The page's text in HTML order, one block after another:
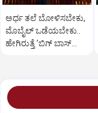
ಅರ್ಧ ತಲೆ ಬೋಳಿಸಬೇಕು,
ಮೊಬೈಲ್‌ ಒಡೆಯಬೇಕು..
ಹೇಗಿರುತ್ತೆ ‌ʼಬಿಗ್ ಬಾಸ್‌